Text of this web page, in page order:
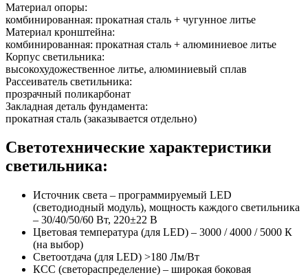
Материал опоры:
комбинированная: прокатная сталь + чугунное литье
Материал кронштейна:
комбинированная: прокатная сталь + алюминиевое литье
Корпус светильника:
высокохудожественное литье, алюминиевый сплав
Рассеиватель светильника:
прозрачный поликарбонат
Закладная деталь фундамента:
прокатная сталь (заказывается отдельно)
Светотехнические характеристики
светильника:
Источник света – программируемый LED
(светодиодный модуль), мощность каждого светильника
– 30/40/50/60 Вт, 220±22 В
Цветовая температура (для LED) – 3000 / 4000 / 5000 К
(на выбор)
Светоотдача (для LED) >180 Лм/Вт
КСС (светораспределение) – широкая боковая